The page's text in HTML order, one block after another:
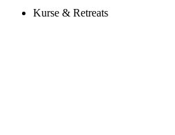
Kurse & Retreats